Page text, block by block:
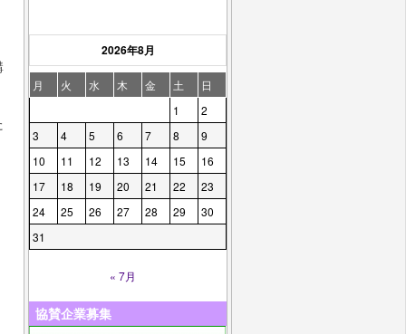
2026年8月
月 火 水 木 金 土
日
1
2
3
4 5 6 7 8
9
10
11 12 13 14 15
16
17
18 19 20 21 22
23
24
25 26 27 28 29
30
31
« 7月
協賛企業募集